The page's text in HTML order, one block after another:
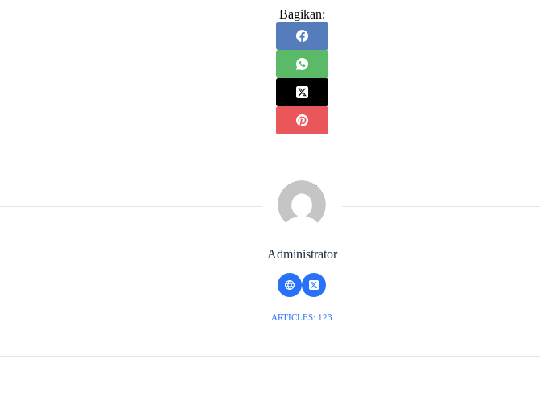
Bagikan:
Administrator
ARTICLES: 123